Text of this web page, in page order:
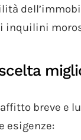
inquilini
breve e
esigenze: